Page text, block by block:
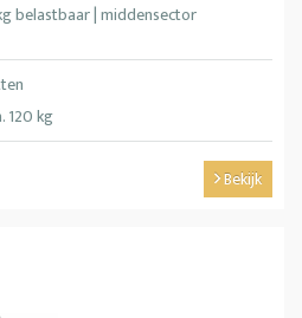
belastbaar | middensector
120 kg
Bekijk